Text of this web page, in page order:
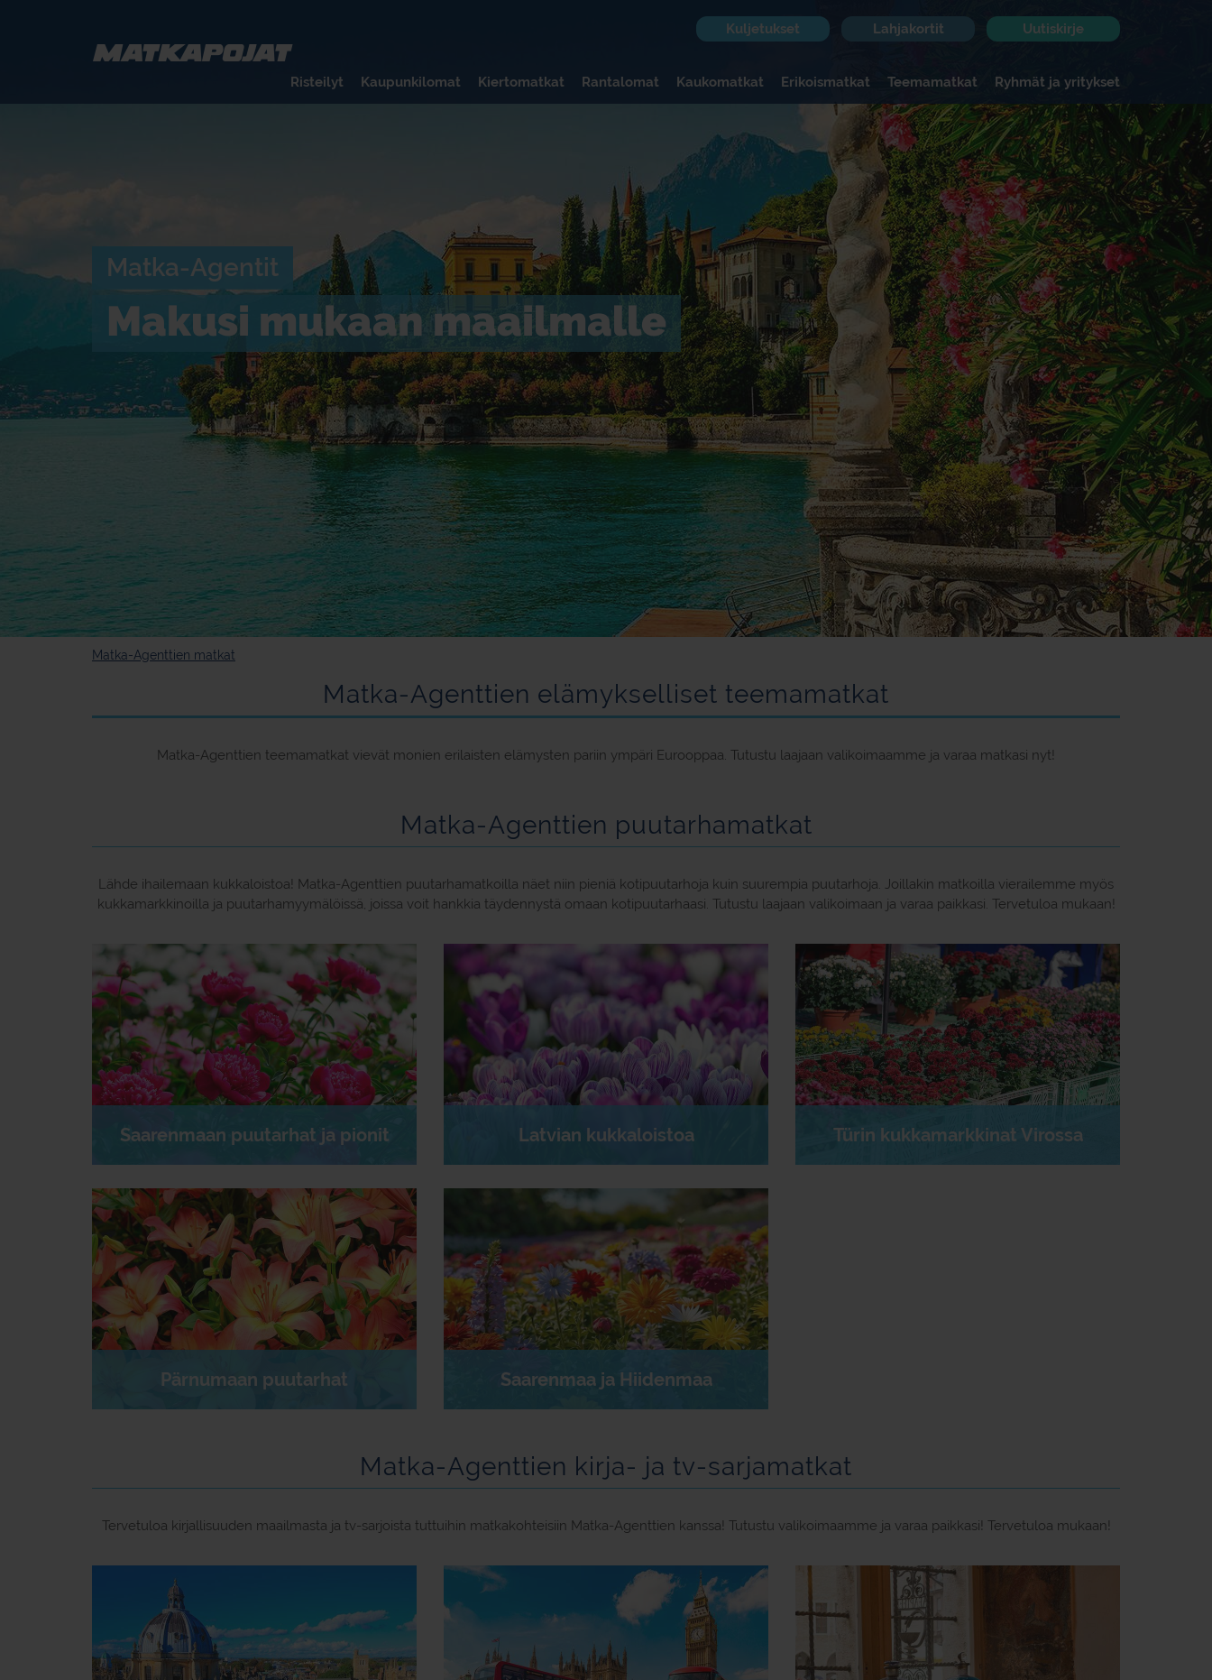
Kuljetukset Lahjakortit Uutiskirje
Risteilyt Kaupunkilomat Kiertomatkat Rantalomat Kaukomatkat Erikoismatkat Teemamatkat Ryhmät ja yritykset
Matka-Agentit
Makusi mukaan maailmalle
Matka-Agenttien matkat
Matka-Agenttien elämykselliset teemamatkat
Matka-Agenttien teemamatkat vievät monien erilaisten elämysten pariin ympäri Eurooppaa. Tutustu laajaan valikoimaamme ja varaa matkasi nyt!
Matka-Agenttien puutarhamatkat
Lähde ihailemaan kukkaloistoa! Matka-Agenttien puutarhamatkoilla näet niin pieniä kotipuutarhoja kuin suurempia puutarhoja. Joillakin matkoilla vierailemme myös
kukkamarkkinoilla ja puutarhamyymälöissä, joissa voit hankkia täydennystä omaan kotipuutarhaasi. Tutustu laajaan valikoimaan ja varaa paikkasi. Tervetuloa mukaan!
Saarenmaan puutarhat ja pionit Latvian kukkaloistoa Türin kukkamarkkinat Virossa
Pärnumaan puutarhat Saarenmaa ja Hiidenmaa
Matka-Agenttien kirja- ja tv-sarjamatkat
Tervetuloa kirjallisuuden maailmasta ja tv-sarjoista tuttuihin matkakohteisiin Matka-Agenttien kanssa! Tutustu valikoimaamme ja varaa paikkasi! Tervetuloa mukaan!